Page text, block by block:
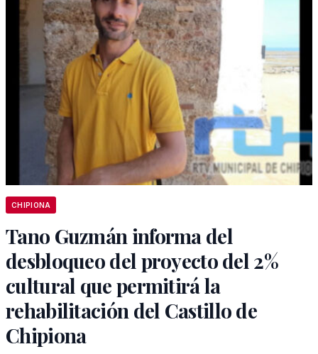
CHIPIONA
Tano Guzmán informa del
desbloqueo del proyecto del 2%
cultural que permitirá la
rehabilitación del Castillo de
Chipiona